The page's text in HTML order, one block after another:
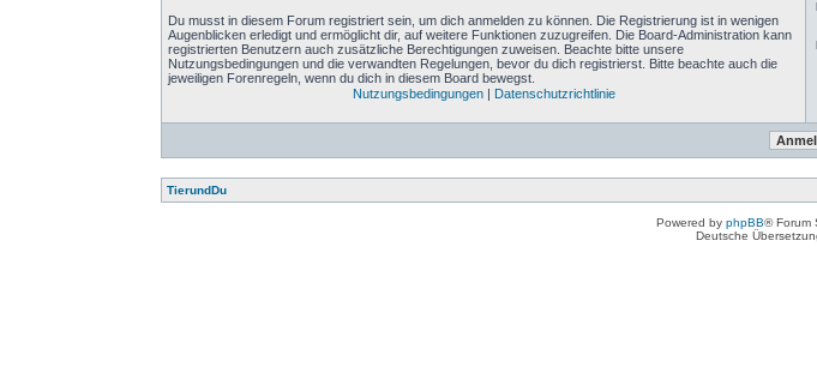
Du musst in diesem Forum registriert sein, um dich anmelden zu können. Die Registrierung ist in wenigen
Augenblicken erledigt und ermöglicht dir, auf weitere Funktionen zuzugreifen. Die Board-Administration kann
registrierten Benutzern auch zusätzliche Berechtigungen zuweisen. Beachte bitte unsere
Nutzungsbedingungen und die verwandten Regelungen, bevor du dich registrierst. Bitte beachte auch die
jeweiligen Forenregeln, wenn du dich in diesem Board bewegst.
Nutzungsbedingungen| Datenschutzrichtlinie
TierundDu
Powered by phpBB® Forum
Deutsche